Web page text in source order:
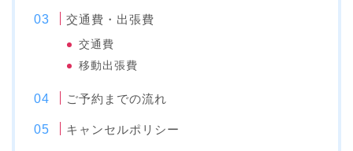
交通費・出張費
交通費
移動出張費
ご予約までの流れ
キャンセルポリシー